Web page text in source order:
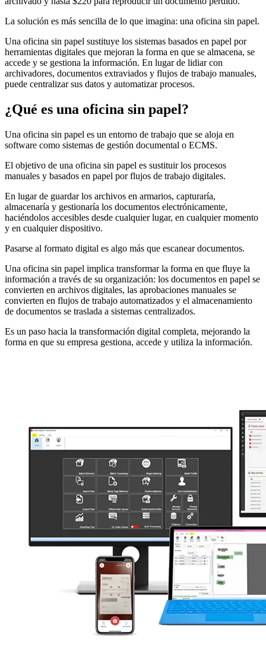
La solución es más sencilla de lo que imagina: una oficina sin papel.
Una oficina sin papel sustituye los sistemas basados en papel por
herramientas digitales que mejoran la forma en que se almacena, se
accede y se gestiona la información. En lugar de lidiar con
archivadores, documentos extraviados y flujos de trabajo manuales,
puede centralizar sus datos y automatizar procesos.
¿Qué es una oficina sin papel?
Una oficina sin papel es un entorno de trabajo que se aloja en
software como sistemas de gestión documental o ECMS.
El objetivo de una oficina sin papel es sustituir los procesos
manuales y basados en papel por flujos de trabajo digitales.
En lugar de guardar los archivos en armarios, capturaría,
almacenaría y gestionaría los documentos electrónicamente,
haciéndolos accesibles desde cualquier lugar, en cualquier momento
y en cualquier dispositivo.
Pasarse al formato digital es algo más que escanear documentos.
Una oficina sin papel implica transformar la forma en que fluye la
información a través de su organización: los documentos en papel se
convierten en archivos digitales, las aprobaciones manuales se
convierten en flujos de trabajo automatizados y el almacenamiento
de documentos se traslada a sistemas centralizados.
Es un paso hacia la transformación digital completa, mejorando la
forma en que su empresa gestiona, accede y utiliza la información.